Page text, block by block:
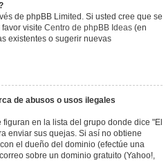
de phpBB Limited. Si usted cree que se
visite Centro de phpBB Ideas (en
existentes o sugerir nuevas
de abusos o usos ilegales
en la lista del grupo donde dice "El
enviar sus quejas. Si así no obtiene
el dueño del dominio (efectúe una
sobre un dominio gratuito (Yahoo!,